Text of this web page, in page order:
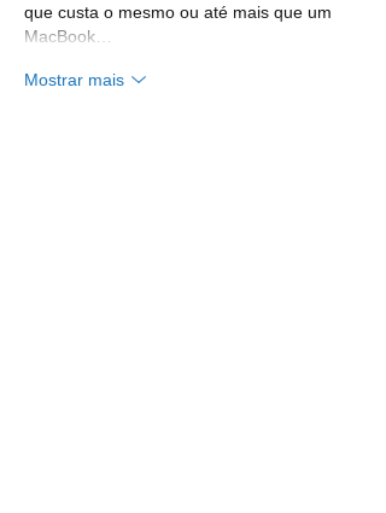
que custa o mesmo ou até mais que um
MacBook…
Mostrar mais